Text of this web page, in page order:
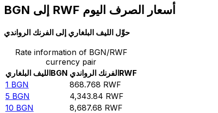
BGN إلى RWF أسعار الصرف اليوم
حوِّل الليف البلغاري إلى الفرنك الرواندي
Rate information of BGN/RWF
currency pair
الليف البلغاريBGN الفرنك الروانديRWF
1 BGN 868.768 RWF
5 BGN 4,343.84 RWF
10 BGN 8,687.68 RWF